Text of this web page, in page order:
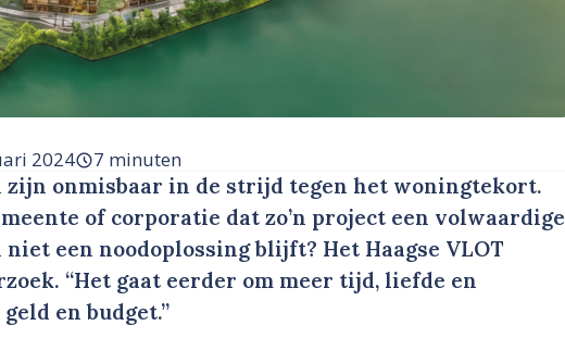
2024 7 minuten
onmisbaar in de strijd tegen het woningtekort.
of corporatie dat zo’n project een volwaardige
een noodoplossing blijft? Het Haagse VLOT
“Het gaat eerder om meer tijd, liefde en
en budget.”